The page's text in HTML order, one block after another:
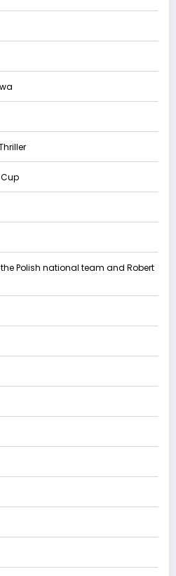
Polish national team and Robert